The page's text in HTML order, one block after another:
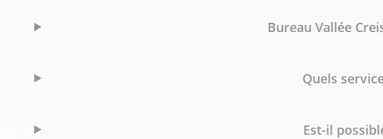
Bureau Vallée
Quels
Est-il